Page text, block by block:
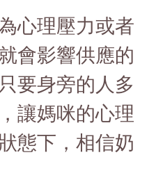
心理壓力或者
會影響供應的
要身旁的人多
讓媽咪的心理
態下，相信奶